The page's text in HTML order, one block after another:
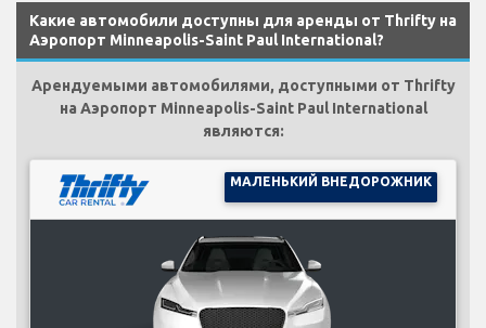
Какие автомобили доступны для аренды от Thrifty на
Аэропорт Minneapolis-Saint Paul International?
Арендуемыми автомобилями, доступными от Thrifty
на Аэропорт Minneapolis-Saint Paul International
являются:
МАЛЕНЬКИЙ ВНЕДОРОЖНИК